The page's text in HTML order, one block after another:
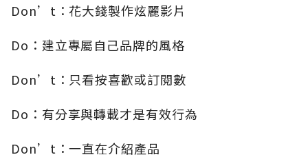
Don’t：花大錢製作炫麗影片
Do：建立專屬自己品牌的風格
Don’t：只看按喜歡或訂閱數
Do：有分享與轉載才是有效行為
Don’t：一直在介紹產品